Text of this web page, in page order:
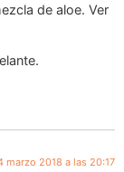
de aloe. Ver
marzo 2018 a las 20:17